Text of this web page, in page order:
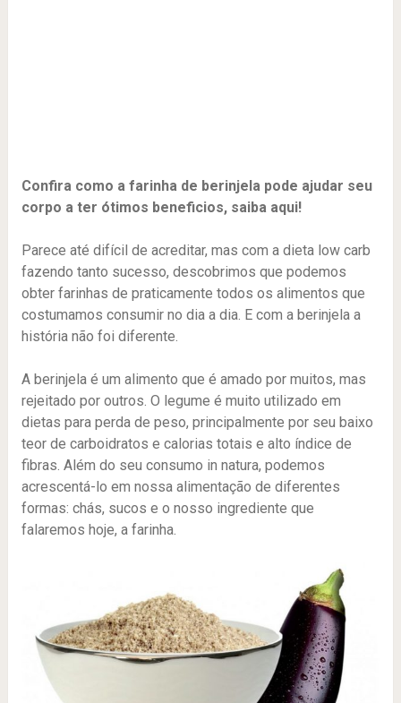
Confira como a farinha de berinjela pode ajudar seu
corpo a ter ótimos beneficios, saiba aqui!
Parece até difícil de acreditar, mas com a dieta low carb
fazendo tanto sucesso, descobrimos que podemos
obter farinhas de praticamente todos os alimentos que
costumamos consumir no dia a dia. E com a berinjela a
história não foi diferente.
A berinjela é um alimento que é amado por muitos, mas
rejeitado por outros. O legume é muito utilizado em
dietas para perda de peso, principalmente por seu baixo
teor de carboidratos e calorias totais e alto índice de
fibras. Além do seu consumo in natura, podemos
acrescentá-lo em nossa alimentação de diferentes
formas: chás, sucos e o nosso ingrediente que
falaremos hoje, a farinha.